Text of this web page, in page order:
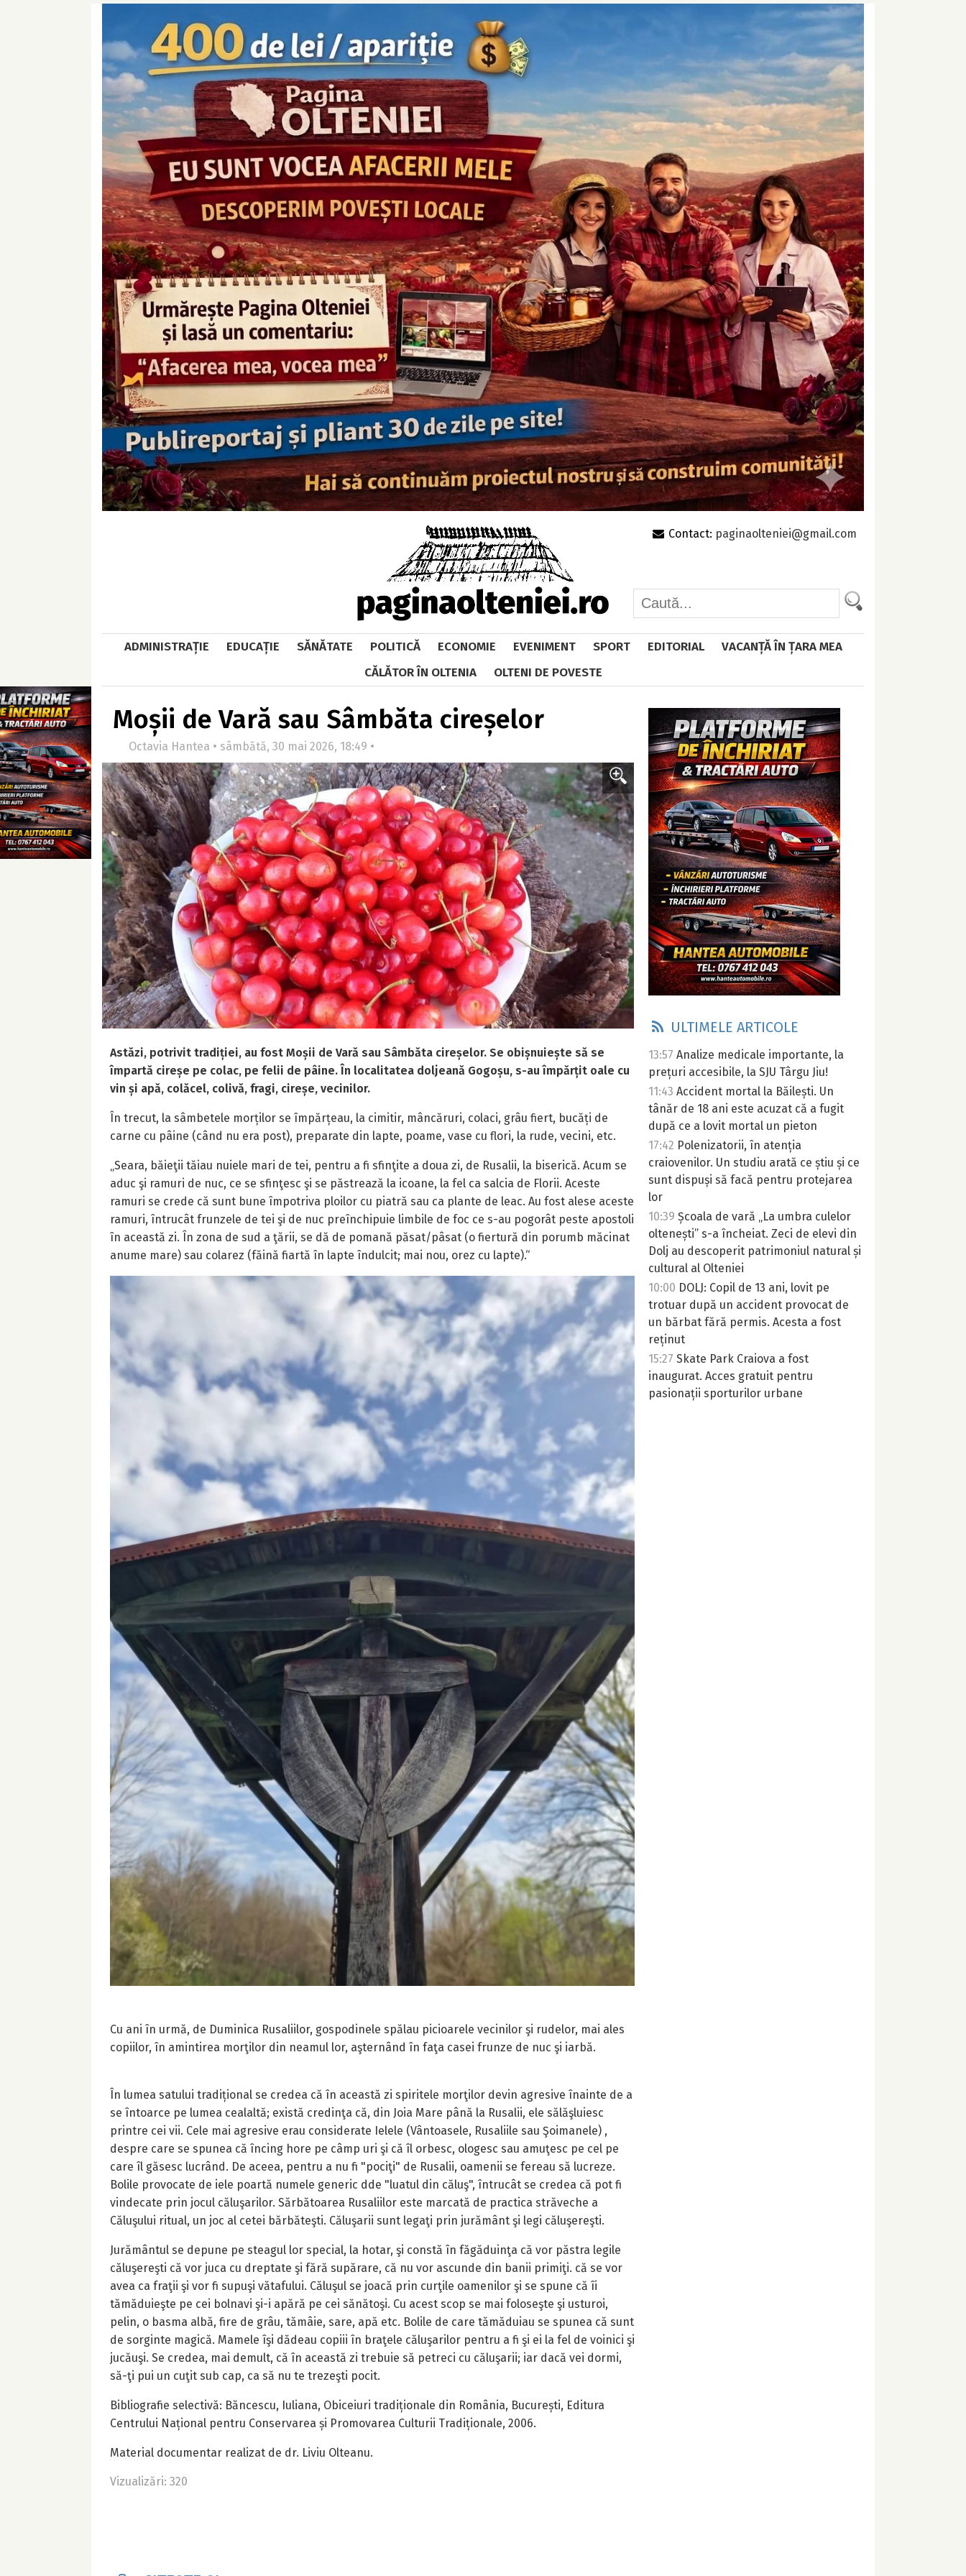
Contact: paginaolteniei@gmail.com
ADMINISTRAȚIE EDUCAȚIE SĂNĂTATE POLITICĂ ECONOMIE EVENIMENT SPORT EDITORIAL
VACANȚĂ ÎN ȚARA MEA
CĂLĂTOR ÎN OLTENIA
OLTENI DE POVESTE
ULTIMELE ARTICOLE
13:57 Analize medicale importante, la
prețuri accesibile, la SJU Târgu Jiu!
11:43 Accident mortal la Băilești. Un
tânăr de 18 ani este acuzat că a fugit
după ce a lovit mortal un pieton
17:42 Polenizatorii, în atenția
craiovenilor. Un studiu arată ce știu și ce
sunt dispuși să facă pentru protejarea
lor
10:39 Școala de vară „La umbra culelor
oltenești” s-a încheiat. Zeci de elevi din
Dolj au descoperit patrimoniul natural și
cultural al Olteniei
10:00 DOLJ: Copil de 13 ani, lovit pe
trotuar după un accident provocat de
un bărbat fără permis. Acesta a fost
reținut
15:27 Skate Park Craiova a fost
inaugurat. Acces gratuit pentru
pasionații sporturilor urbane
Moșii de Vară sau Sâmbăta cireșelor
Octavia Hantea • sâmbătă, 30 mai 2026, 18:49 •
Astăzi, potrivit tradiției, au fost Moșii de Vară sau Sâmbăta cireșelor. Se obișnuiește să se
împartă cireșe pe colac, pe felii de pâine. În localitatea doljeană Gogoșu, s-au împărțit oale cu
vin și apă, colăcel, colivă, fragi, cireșe, vecinilor.
În trecut, la sâmbetele morților se împărțeau, la cimitir, mâncăruri, colaci, grâu fiert, bucăți de
carne cu pâine (când nu era post), preparate din lapte, poame, vase cu flori, la rude, vecini, etc.
„Seara, băieţii tăiau nuiele mari de tei, pentru a fi sfinţite a doua zi, de Rusalii, la biserică. Acum se
aduc şi ramuri de nuc, ce se sfinţesc şi se păstrează la icoane, la fel ca salcia de Florii. Aceste
ramuri se crede că sunt bune împotriva ploilor cu piatră sau ca plante de leac. Au fost alese aceste
ramuri, întrucât frunzele de tei şi de nuc preînchipuie limbile de foc ce s-au pogorât peste apostoli
în această zi. În zona de sud a ţării, se dă de pomană păsat/pâsat (o fiertură din porumb măcinat
anume mare) sau colarez (făină fiartă în lapte îndulcit; mai nou, orez cu lapte).“
Cu ani în urmă, de Duminica Rusaliilor, gospodinele spălau picioarele vecinilor şi rudelor, mai ales
copiilor, în amintirea morţilor din neamul lor, aşternând în faţa casei frunze de nuc şi iarbă.
În lumea satului tradițional se credea că în această zi spiritele morţilor devin agresive înainte de a
se întoarce pe lumea cealaltă; există credinţa că, din Joia Mare până la Rusalii, ele sălăşluiesc
printre cei vii. Cele mai agresive erau considerate Ielele (Vântoasele, Rusaliile sau Şoimanele) ,
despre care se spunea că încing hore pe câmp uri şi că îl orbesc, ologesc sau amuţesc pe cel pe
care îl găsesc lucrând. De aceea, pentru a nu fi "pociţi" de Rusalii, oamenii se fereau să lucreze.
Bolile provocate de iele poartă numele generic dde "luatul din căluş", întrucât se credea că pot fi
vindecate prin jocul căluşarilor. Sărbătoarea Rusaliilor este marcată de practica străveche a
Căluşului ritual, un joc al cetei bărbăteşti. Căluşarii sunt legaţi prin jurământ şi legi căluşereşti.
Jurământul se depune pe steagul lor special, la hotar, şi constă în făgăduinţa că vor păstra legile
căluşereşti că vor juca cu dreptate şi fără supărare, că nu vor ascunde din banii primiţi. că se vor
avea ca fraţii şi vor fi supuşi vătafului. Căluşul se joacă prin curţile oamenilor şi se spune că îi
tămăduieşte pe cei bolnavi şi-i apără pe cei sănătoşi. Cu acest scop se mai foloseşte şi usturoi,
pelin, o basma albă, fire de grâu, tămâie, sare, apă etc. Bolile de care tămăduiau se spunea că sunt
de sorginte magică. Mamele îşi dădeau copiii în braţele căluşarilor pentru a fi şi ei la fel de voinici şi
jucăuşi. Se credea, mai demult, că în această zi trebuie să petreci cu căluşarii; iar dacă vei dormi,
să-ţi pui un cuţit sub cap, ca să nu te trezeşti pocit.
Bibliografie selectivă: Băncescu, Iuliana, Obiceiuri tradiționale din România, București, Editura
Centrului Național pentru Conservarea și Promovarea Culturii Tradiționale, 2006.
Material documentar realizat de dr. Liviu Olteanu.
Vizualizări: 320